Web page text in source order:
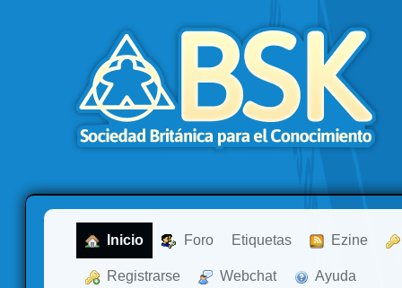
Inicio Foro Etiquetas Ezine
Registrarse Webchat Ayuda